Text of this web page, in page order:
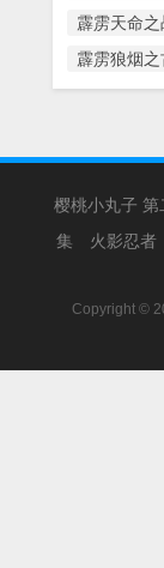
霹雳天命
霹雳狼烟
樱桃小丸子 第
集
火影忍者
Copyright ©